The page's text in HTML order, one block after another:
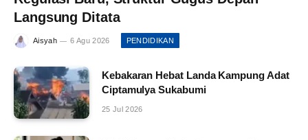
Langsung Ditata
Aisyah 6 Agu 2026 PENDIDIKAN
Kebakaran Hebat Landa Kampung Adat
Ciptamulya Sukabumi
25 Jul 2026